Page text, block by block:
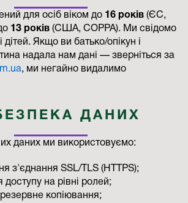
для осіб віком до 16 років (ЄС,
13 років (США, COPPA). Ми свідомо
Якщо ви батько/опікун і
надала нам дані — зверніться за
, ми негайно видалимо
ДАНИХ
даних ми використовуємо:
з'єднання SSL/TLS (HTTPS);
на рівні ролей;
копіювання;